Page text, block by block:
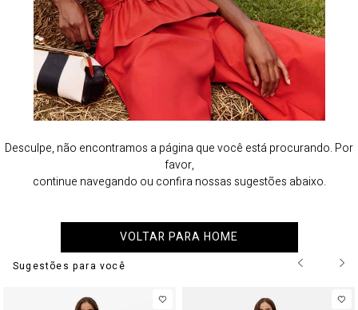
Desculpe, não encontramos a página que você está procurando. Por
favor,
continue navegando ou confira nossas sugestões abaixo.
VOLTAR PARA HOME
Sugestões para você